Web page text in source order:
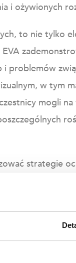
i ożywionych
to nie tylko
w tym
mogli
strategie
zabiegi.
potrzebę
Bardziej
produkcji.